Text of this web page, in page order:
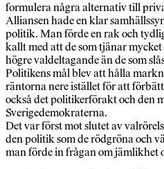
formulera några alternativ till
Alliansen hade en klar
politik. Man förde en rak och
kallt med att de som tjänar
högre valdeltagande än de som
Politikens mål blev att hålla
räntorna nere istället för att
också det politikerförakt och den
Sverigedemokraterna.
Det var först mot slutet av
den politik som de rödgröna och
man förde in frågan om jämlikhet